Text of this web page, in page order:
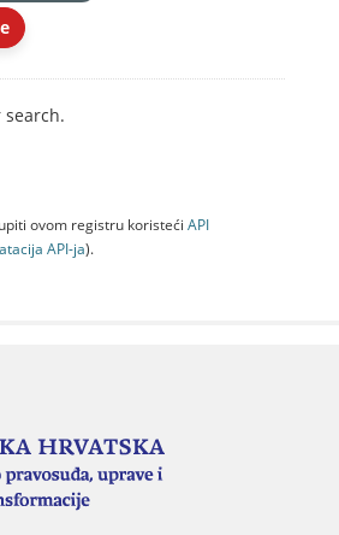
search.
ovom registru koristeći API
API-jа).